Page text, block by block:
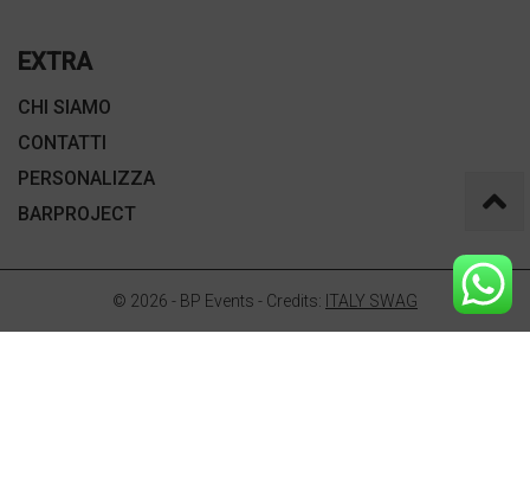
EXTRA
CHI SIAMO
CONTATTI
PERSONALIZZA
BARPROJECT
© 2026 - BP Events - Credits: ITALY SWAG